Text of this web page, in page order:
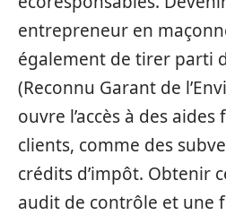
entrepreneur en
également de tirer parti
(Reconnu Garant de
ouvre l’accès à des
clients, comme des
crédits d’impôt. Obtenir
audit de contrôle et une